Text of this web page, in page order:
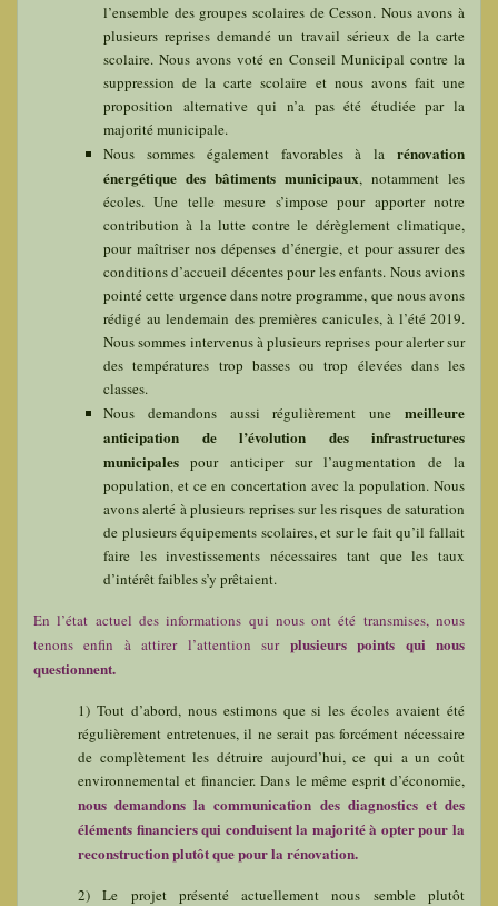
l’ensemble des groupes scolaires de Cesson. Nous avons à
plusieurs reprises demandé un travail sérieux de la carte
scolaire. Nous avons voté en Conseil Municipal contre la
suppression de la carte scolaire et nous avons fait une
proposition alternative qui n’a pas été étudiée par la
majorité municipale.
Nous sommes également favorables à la rénovation
énergétique des bâtiments municipaux, notamment les
écoles. Une telle mesure s’impose pour apporter notre
contribution à la lutte contre le dérèglement climatique,
pour maîtriser nos dépenses d’énergie, et pour assurer des
conditions d’accueil décentes pour les enfants. Nous avions
pointé cette urgence dans notre programme, que nous avons
rédigé au lendemain des premières canicules, à l’été 2019.
Nous sommes intervenus à plusieurs reprises pour alerter sur
des températures trop basses ou trop élevées dans les
classes.
Nous demandons aussi régulièrement une meilleure
anticipation de l’évolution des infrastructures
municipales pour anticiper sur l’augmentation de la
population, et ce en concertation avec la population. Nous
avons alerté à plusieurs reprises sur les risques de saturation
de plusieurs équipements scolaires, et sur le fait qu’il fallait
faire les investissements nécessaires tant que les taux
d’intérêt faibles s’y prêtaient.
En l’état actuel des informations qui nous ont été transmises, nous
tenons enfin à attirer l’attention surplusieurs points qui nous
questionnent.
1) Tout d’abord, nous estimons que si les écoles avaient été
régulièrement entretenues, il ne serait pas forcément nécessaire
de complètement les détruire aujourd’hui, ce qui a un coût
environnemental et financier. Dans le même esprit d’économie,
nous demandons la communication des diagnostics et des
éléments financiers qui conduisent la majorité à opter pour la
reconstruction plutôt que pour la rénovation.
2) Le projet présenté actuellement nous semble plutôt